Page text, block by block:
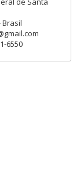
Brasil
6550